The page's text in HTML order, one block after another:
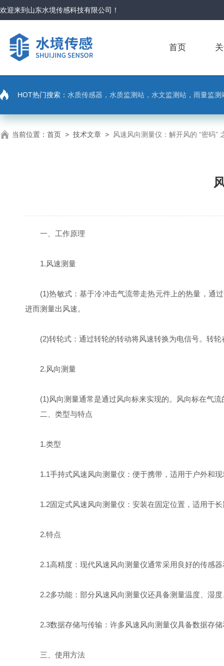
欢迎来到 山东水境传感科技有限公司 ！
首页
HOT热门搜索： 水质传感器，水质监测站，水文监测站，雨量监
当前位置： 首页 > 技术文章 > 风速风向测量仪：解开风的 “密码”
一、工作原理
1.风速测量
(1)热敏式：基于冷冲击气流带走热元件上的热量，通过
进而测量出风速。
(2)转轮式：通过转轮的转动将风速转换为电信号。转轮
2.风向测量
(1)风向测量通常是通过风向标来实现的。风向标在气流
二、类型与特点
1.类型
1.1手持式风速风向测量仪：便于携带，适用于户外和现
1.2固定式风速风向测量仪：安装在固定位置，适用于长
2.特点
2.1高精度：现代风速风向测量仪通常采用良好的传感器
2.2多功能：部分风速风向测量仪还具备测量温度、湿度
2.3数据存储与传输：许多风速风向测量仪具备数据存储
三、使用方法